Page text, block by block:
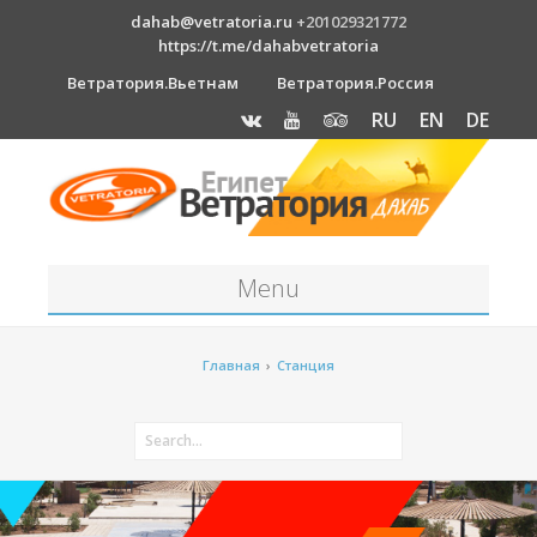
dahab@vetratoria.ru +201029321772
https://t.me/dahabvetratoria
Ветратория.Вьетнам
Ветратория.Россия
RU EN DE
Menu
Как к нам добраться?
Главная › Станция